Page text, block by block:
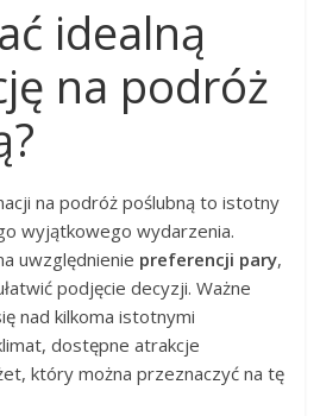
idealną
na podróż
na podróż poślubną to istotny
wyjątkowego wydarzenia.
uwzględnienie preferencji pary,
podjęcie decyzji. Ważne
nad kilkoma istotnymi
dostępne atrakcje
który można przeznaczyć na tę